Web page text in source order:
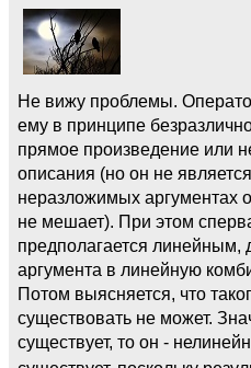
Не вижу проблемы.
ему в принципе
прямое произведение или
описания (но он не
неразложимых аргументах
не мешает). При этом
предполагается линейным,
аргумента в линейную
Потом выясняется, что
существовать не может.
существует, то он -